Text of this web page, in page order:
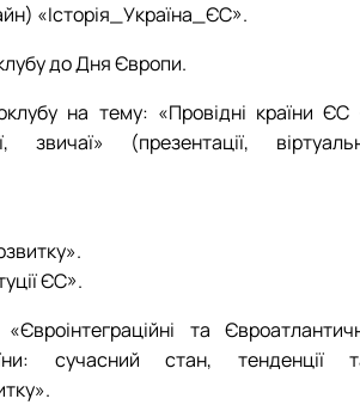
«Історія_Україна_ЄС».
до Дня Європи.
на тему: «Провідні країни ЄС
звичаї» (презентації,
ЄС».
та
сучасний стан, тенденції